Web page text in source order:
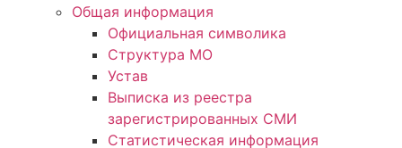
Общая информация
Официальная символика
Структура МО
Устав
Выписка из реестра
зарегистрированных СМИ
Статистическая информация